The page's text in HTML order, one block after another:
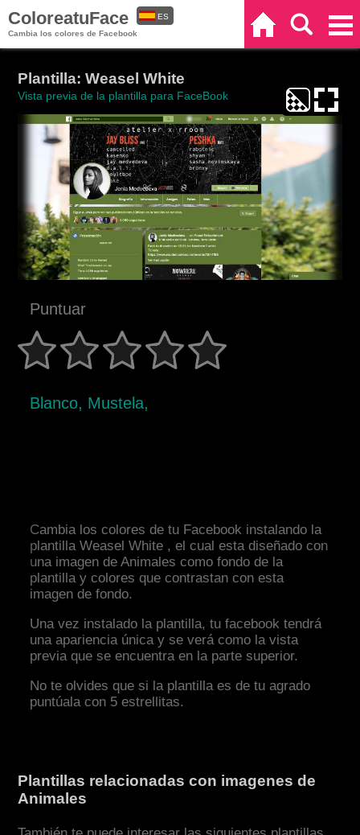
ColoreatuFace
Cambia los colores de Facebook
ES
Plantilla: Weasel White
Vista previa de la plantilla para FaceBook
Puntuar
Blanco, Mustela,
Cambia los colores de tu Facebook instalando la
plantilla Weasel White , el cual esta diseñado con
una imagen de Animales como fondo de la
plantilla y colores que contrastan con esta
imagen de fondo.
Una vez instalado la plantilla, tu facebook tendrá
una apariencia única y se verá como la vista
previa que se encuentra en la parte superior.
No te olvides que si la plantilla es de tu agrado
puntúala con 5 estrellitas.
Plantillas relacionadas con imagenes de
Animales